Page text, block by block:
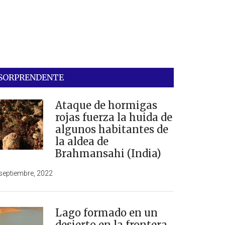
Ataque de hormigas
rojas fuerza la huida de
algunos habitantes de
la aldea de
Brahmansahi (India)
2022
Lago formado en un